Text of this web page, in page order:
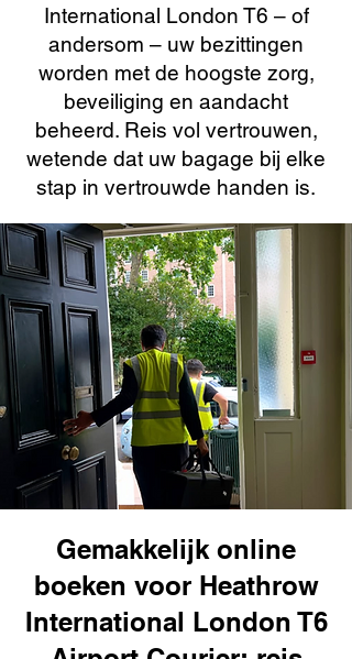
International London T6 – of
andersom – uw bezittingen
worden met de hoogste zorg,
beveiliging en aandacht
beheerd. Reis vol vertrouwen,
wetende dat uw bagage bij elke
stap in vertrouwde handen is.
Gemakkelijk online
boeken voor Heathrow
International London T6